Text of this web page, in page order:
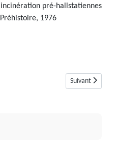
pré-hallstatiennes
1976
2 ou Colle Basse 2 (Saint-Cézaire-
Article suivant :
Suivant